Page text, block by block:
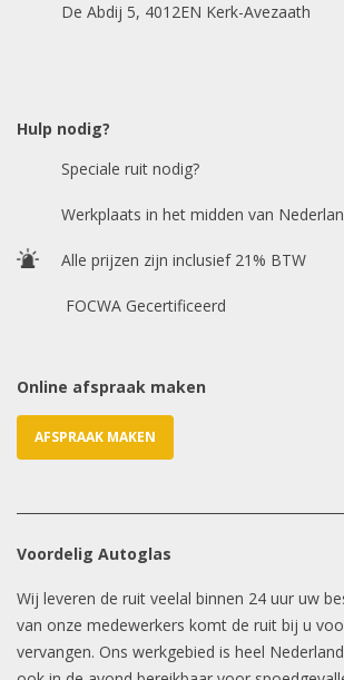
E-mailadres *
De Abdij 5, 4012EN Kerk-Avezaath
Hulp nodig?
Speciale ruit nodig?
Werkplaats in het midden van
Alle prijzen zijn inclusief 21% BTW
FOCWA Gecertificeerd
Online afspraak maken
AFSPRAAK MAKEN
Voordelig Autoglas
Wij leveren de ruit veelal binnen 24 uur uw
van onze medewerkers komt de ruit bij u
vervangen. Ons werkgebied is heel